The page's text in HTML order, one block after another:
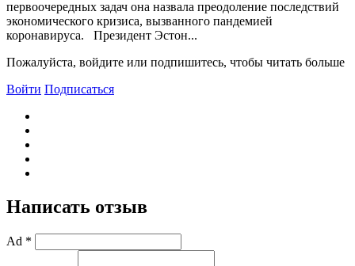
первоочередных задач она назвала преодоление последствий
экономического кризиса, вызванного пандемией
коронавируса. Президент Эстон...
Пожалуйста, войдите или подпишитесь, чтобы читать больше
Войти Подписаться
Написать отзыв
Ad *